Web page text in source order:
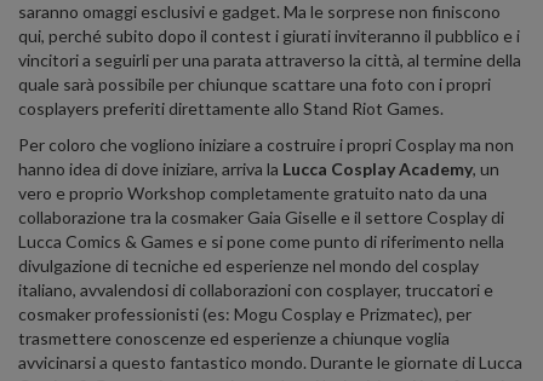
saranno omaggi esclusivi e gadget. Ma le sorprese non finiscono
qui, perché subito dopo il contest i giurati inviteranno il pubblico e i
vincitori a seguirli per una parata attraverso la città, al termine della
quale sarà possibile per chiunque scattare una foto con i propri
cosplayers preferiti direttamente allo Stand Riot Games.
Per coloro che vogliono iniziare a costruire i propri Cosplay ma non
hanno idea di dove iniziare, arriva la Lucca Cosplay Academy, un
vero e proprio Workshop completamente gratuito nato da una
collaborazione tra la cosmaker Gaia Giselle e il settore Cosplay di
Lucca Comics & Games e si pone come punto di riferimento nella
divulgazione di tecniche ed esperienze nel mondo del cosplay
italiano, avvalendosi di collaborazioni con cosplayer, truccatori e
cosmaker professionisti (es: Mogu Cosplay e Prizmatec), per
trasmettere conoscenze ed esperienze a chiunque voglia
avvicinarsi a questo fantastico mondo. Durante le giornate di Lucca